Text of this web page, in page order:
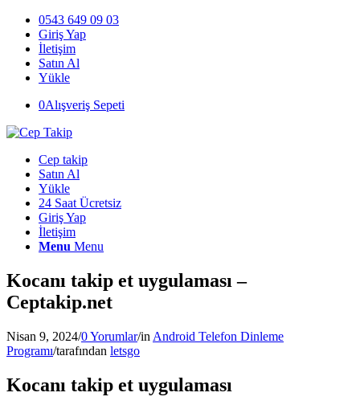
0543 649 09 03
Giriş Yap
İletişim
Satın Al
Yükle
0Alışveriş Sepeti
Cep takip
Satın Al
Yükle
24 Saat Ücretsiz
Giriş Yap
İletişim
Menu Menu
Kocanı takip et uygulaması –
Ceptakip.net
Nisan 9, 2024/0 Yorumlar/in Android Telefon Dinleme
Programı/tarafından letsgo
Kocanı takip et uygulaması